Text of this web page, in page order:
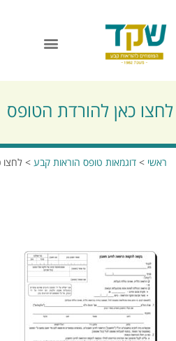
לחצו כאן להורדת הטופס
ראשי >דוגמאות טופס הוראות קבע >לחצו